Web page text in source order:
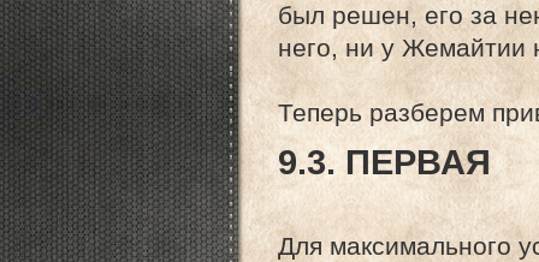
был решен, его за
него, ни у Жемайтии
Теперь разберем
9.3. ПЕРВАЯ
Для максимального